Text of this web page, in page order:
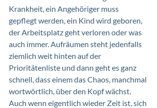
Krankheit, ein Angehöriger muss
gepflegt werden, ein Kind wird geboren,
der Arbeitsplatz geht verloren oder was
auch immer. Aufräumen steht jedenfalls
ziemlich weit hinten auf der
Prioritätenliste und dann geht es ganz
schnell, dass einem das Chaos, manchmal
wortwörtlich, über den Kopf wächst.
Auch wenn eigentlich wieder Zeit ist, sich